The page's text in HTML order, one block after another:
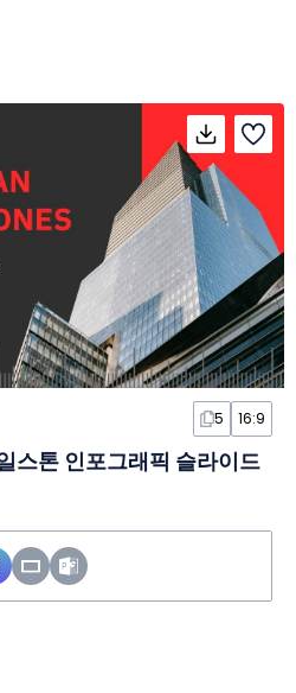
5 16:9
스톤 인포그래픽 슬라이드